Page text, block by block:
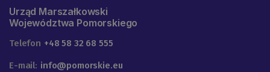
Urząd Marszałkowski
Województwa Pomorskiego
Telefon +48 58 32 68 555
E-mail: info@pomorskie.eu